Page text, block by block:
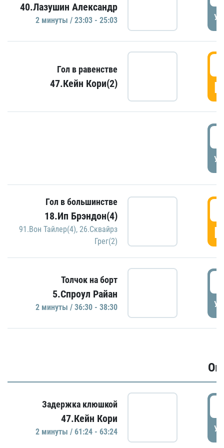
40.Лазушин Александр
2 минуты / 23:03 - 25:03
Гол в равенстве
47.Кейн Кори(2)
Гол в большинстве
18.Ип Брэндон(4)
91.Вон Тайлер(4), 26.Сквайрз
Грег(2)
Толчок на борт
5.Спроул Райан
2 минуты / 36:30 - 38:30
Задержка клюшкой
47.Кейн Кори
2 минуты / 61:24 - 63:24